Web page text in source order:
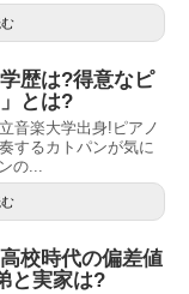
歴は?得意なピ
とは?
音楽大学出身!ピアノ
するカトパンが気に
の...
校時代の偏差値
と実家は?